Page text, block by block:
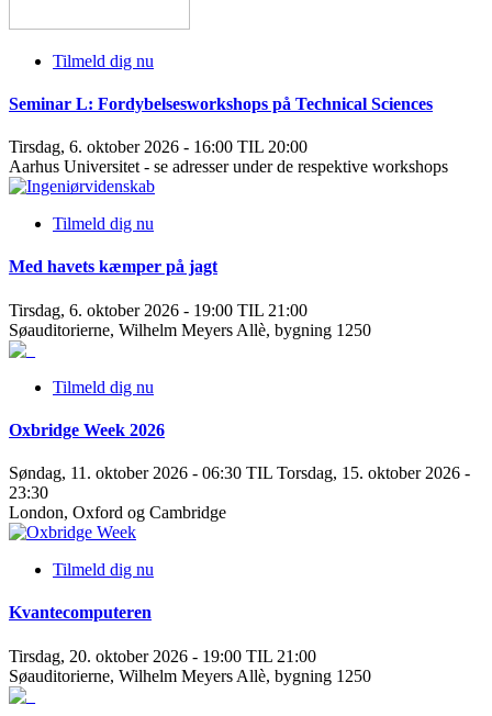
Tilmeld dig nu
Seminar L: Fordybelsesworkshops på Technical Sciences
Tirsdag, 6. oktober 2026 - 16:00 TIL 20:00
Aarhus Universitet - se adresser under de respektive workshops
Tilmeld dig nu
Med havets kæmper på jagt
Tirsdag, 6. oktober 2026 - 19:00 TIL 21:00
Søauditorierne, Wilhelm Meyers Allè, bygning 1250
Tilmeld dig nu
Oxbridge Week 2026
Søndag, 11. oktober 2026 - 06:30 TIL Torsdag, 15. oktober 2026 -
23:30
London, Oxford og Cambridge
Tilmeld dig nu
Kvantecomputeren
Tirsdag, 20. oktober 2026 - 19:00 TIL 21:00
Søauditorierne, Wilhelm Meyers Allè, bygning 1250